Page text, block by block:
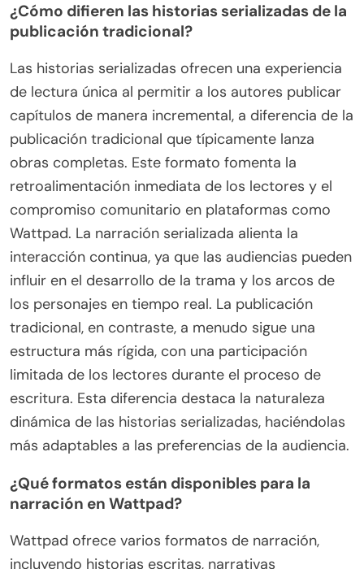
¿Cómo difieren las historias serializadas de la
publicación tradicional?
Las historias serializadas ofrecen una experiencia
de lectura única al permitir a los autores publicar
capítulos de manera incremental, a diferencia de la
publicación tradicional que típicamente lanza
obras completas. Este formato fomenta la
retroalimentación inmediata de los lectores y el
compromiso comunitario en plataformas como
Wattpad. La narración serializada alienta la
interacción continua, ya que las audiencias pueden
influir en el desarrollo de la trama y los arcos de
los personajes en tiempo real. La publicación
tradicional, en contraste, a menudo sigue una
estructura más rígida, con una participación
limitada de los lectores durante el proceso de
escritura. Esta diferencia destaca la naturaleza
dinámica de las historias serializadas, haciéndolas
más adaptables a las preferencias de la audiencia.
¿Qué formatos están disponibles para la
narración en Wattpad?
Wattpad ofrece varios formatos de narración,
incluyendo historias escritas, narrativas